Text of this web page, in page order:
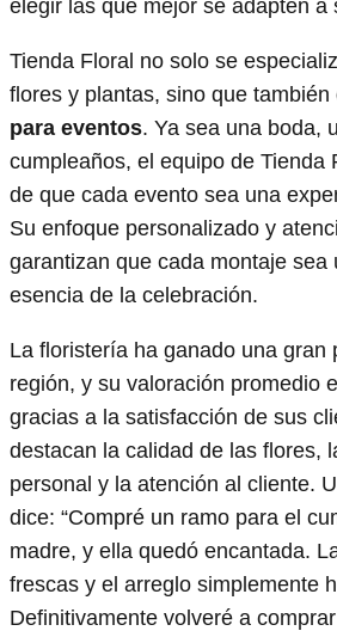
elegir las que mejor se adapten a
Tienda Floral no solo se
flores y plantas, sino que también
para eventos. Ya sea una boda,
cumpleaños, el equipo de Tienda
de que cada evento sea una
Su enfoque personalizado y
garantizan que cada montaje sea
esencia de la celebración.
La floristería ha ganado una gran
región, y su valoración promedio
gracias a la satisfacción de sus
destacan la calidad de las flores,
personal y la atención al cliente.
dice: “Compré un ramo para el
madre, y ella quedó encantada.
frescas y el arreglo simplemente
Definitivamente volveré a